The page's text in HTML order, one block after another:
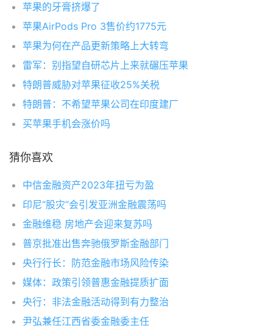
苹果的牙膏挤爆了
苹果AirPods Pro 3售价约1775元
苹果为何在产品更新策略上大转弯
雷军：别指望自研芯片上来就碾压苹果
特朗普威胁对苹果征收25%关税
特朗普：不希望苹果公司在印度建厂
买苹果手机会涨价吗
猜你喜欢
中信金融资产2023年扭亏为盈
印尼“股灾”会引发亚洲金融震荡吗
金融维稳 房地产会迎来复苏吗
普京批准出售奔驰俄罗斯金融部门
央行行长：防范金融市场风险传染
媒体：政策引领普惠金融提质扩面
央行：非法金融活动得到有力整治
尹弘兼任江西省委金融委主任